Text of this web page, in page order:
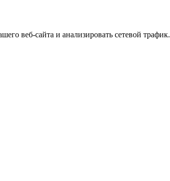
веб-сайта и анализировать сетевой трафик.